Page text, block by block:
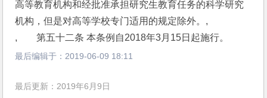
高等教育机构和经批准承担研究生教育任务的科学研究
机构，但是对高等学校专门适用的规定除外。,
,　　第五十二条 本条例自2018年3月15日起施行。
最后编辑于： 2019-06-09 18:11
最后更新：2019年6月9日